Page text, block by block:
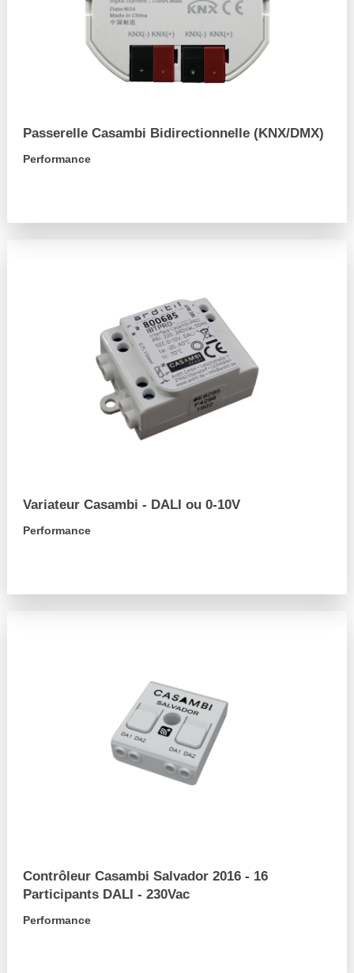
Passerelle Casambi Bidirectionnelle (KNX/DMX)
Performance
Variateur Casambi - DALI ou 0-10V
Performance
Contrôleur Casambi Salvador 2016 - 16
Participants DALI - 230Vac
Performance